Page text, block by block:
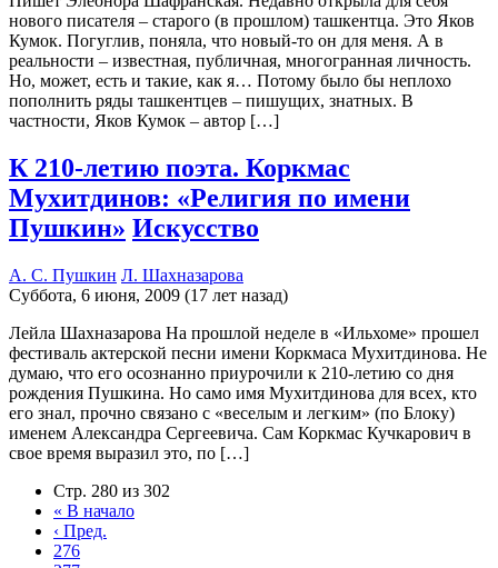
нового писателя – старого (в прошлом) ташкентца. Это Яков
Кумок. Погуглив, поняла, что новый-то он для меня. А в
реальности – известная, публичная, многогранная личность.
Но, может, есть и такие, как я… Потому было бы неплохо
пополнить ряды ташкентцев – пишущих, знатных. В
частности, Яков Кумок – автор […]
К 210-летию поэта. Коркмас
Мухитдинов: «Религия по имени
Пушкин» Искусство
А. С. Пушкин Л. Шахназарова
Суббота, 6 июня, 2009 (17 лет назад)
Лейла Шахназарова На прошлой неделе в «Ильхоме» прошел
фестиваль актерской песни имени Коркмаса Мухитдинова. Не
думаю, что его осознанно приурочили к 210-летию со дня
рождения Пушкина. Но само имя Мухитдинова для всех, кто
его знал, прочно связано с «веселым и легким» (по Блоку)
именем Александра Сергеевича. Сам Коркмас Кучкарович в
свое время выразил это, по […]
Стр. 280 из 302
« В начало
‹ Пред.
276